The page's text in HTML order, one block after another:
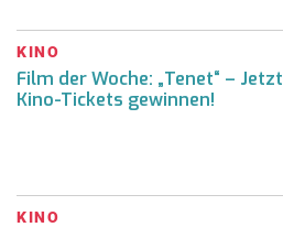
KINO
Film der Woche: „Tenet“ – Jetzt
Kino-Tickets gewinnen!
KINO